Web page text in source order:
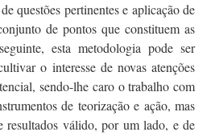
questões pertinentes e aplicação de
de pontos que constituem as
esta metodologia pode ser
o interesse de novas atenções
sendo-lhe caro o trabalho com
de teorização e ação, mas
resultados válido, por um lado, e de